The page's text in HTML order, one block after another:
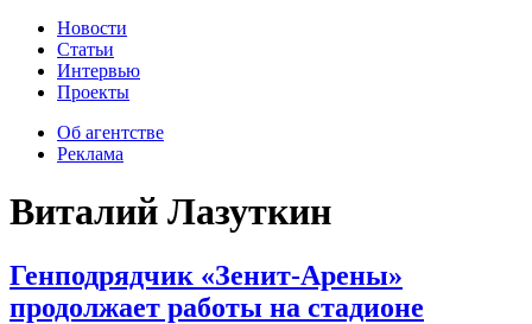
Новости
Статьи
Интервью
Проекты
Об агентстве
Реклама
Виталий Лазуткин
Генподрядчик «Зенит-Арены»
продолжает работы на стадионе